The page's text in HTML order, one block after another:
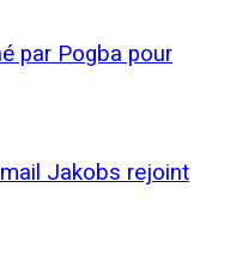
par Pogba pour
Jakobs rejoint